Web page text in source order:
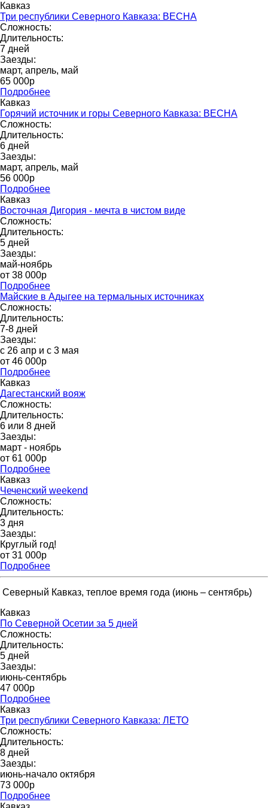
Кавказ
Три республики Северного Кавказа: ВЕСНА
Сложность:
Длительность:
7 дней
Заезды:
март, апрель, май
65 000p
Подробнее
Кавказ
Горячий источник и горы Северного Кавказа: ВЕСНА
Сложность:
Длительность:
6 дней
Заезды:
март, апрель, май
56 000р
Подробнее
Кавказ
Восточная Дигория - мечта в чистом виде
Сложность:
Длительность:
5 дней
Заезды:
май-ноябрь
от 38 000p
Подробнее
Майские в Адыгее на термальных источниках
Сложность:
Длительность:
7-8 дней
Заезды:
с 26 апр и с 3 мая
от 46 000р
Подробнее
Кавказ
Дагестанский вояж
Сложность:
Длительность:
6 или 8 дней
Заезды:
март - ноябрь
от 61 000p
Подробнее
Кавказ
Чеченский weekend
Сложность:
Длительность:
3 дня
Заезды:
Круглый год!
от 31 000p
Подробнее
Северный Кавказ, теплое время года (июнь – сентябрь)
Кавказ
По Северной Осетии за 5 дней
Сложность:
Длительность:
5 дней
Заезды:
июнь-сентябрь
47 000р
Подробнее
Кавказ
Три республики Северного Кавказа: ЛЕТО
Сложность:
Длительность:
8 дней
Заезды:
июнь-начало октября
73 000p
Подробнее